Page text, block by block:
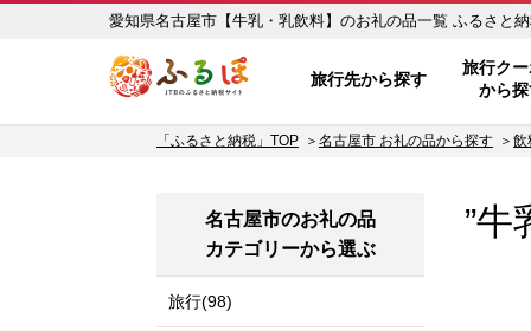
愛知県名古屋市
旅行先から探す
旅行ク
から
「ふるさと納税」TOP 名古屋市 お礼の品から探す 飲
”牛
名古屋市のお礼の品
カテゴリーから選ぶ
旅行(98)